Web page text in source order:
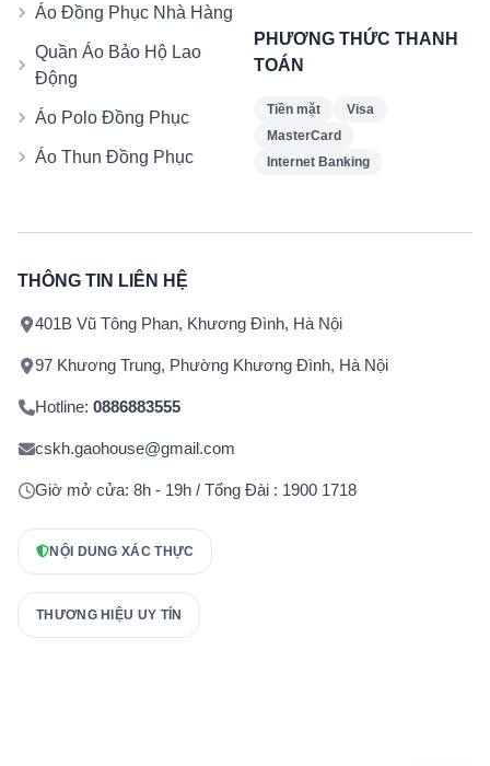
Áo Đồng Phục Nhà Hàng
Quần Áo Bảo Hộ Lao
Động
Áo Polo Đồng Phục
Áo Thun Đồng Phục
PHƯƠNG THỨC THANH
TOÁN
Tiền mặt
Visa
MasterCard
Internet Banking
THÔNG TIN LIÊN HỆ
401B Vũ Tông Phan, Khương Đình, Hà Nội
97 Khương Trung, Phường Khương Đình, Hà Nội
Hotline: 0886883555
cskh.gaohouse@gmail.com
Giờ mở cửa: 8h - 19h / Tổng Đài : 1900 1718
NỘI DUNG XÁC THỰC
THƯƠNG HIỆU UY TÍN